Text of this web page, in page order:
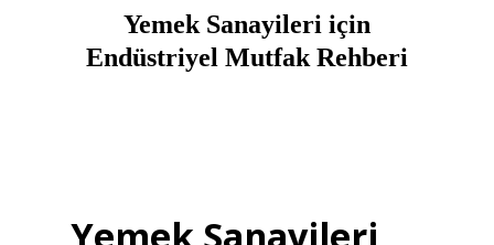
Yemek Sanayileri için
Endüstriyel Mutfak Rehberi